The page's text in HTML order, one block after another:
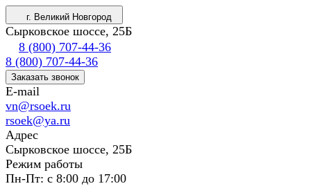
г. Великий Новгород
Сырковское шоссе, 25Б
8 (800) 707-44-36
8 (800) 707-44-36
Заказать звонок
E-mail
vn@rsoek.ru
rsoek@ya.ru
Адрес
Сырковское шоссе, 25Б
Режим работы
Пн-Пт: с 8:00 до 17:00